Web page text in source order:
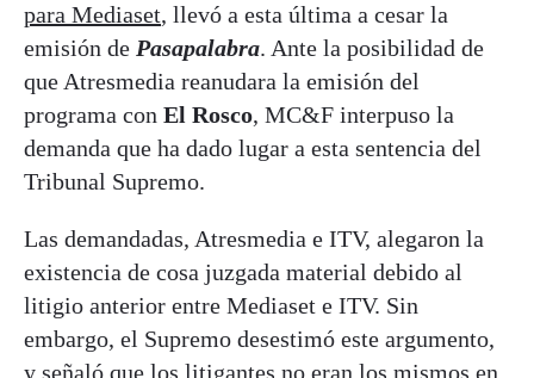
para Mediaset, llevó a esta última a cesar la
emisión de Pasapalabra. Ante la posibilidad de
que Atresmedia reanudara la emisión del
programa con El Rosco, MC&F interpuso la
demanda que ha dado lugar a esta sentencia del
Tribunal Supremo.
Las demandadas, Atresmedia e ITV, alegaron la
existencia de cosa juzgada material debido al
litigio anterior entre Mediaset e ITV. Sin
embargo, el Supremo desestimó este argumento,
y señaló que los litigantes no eran los mismos en